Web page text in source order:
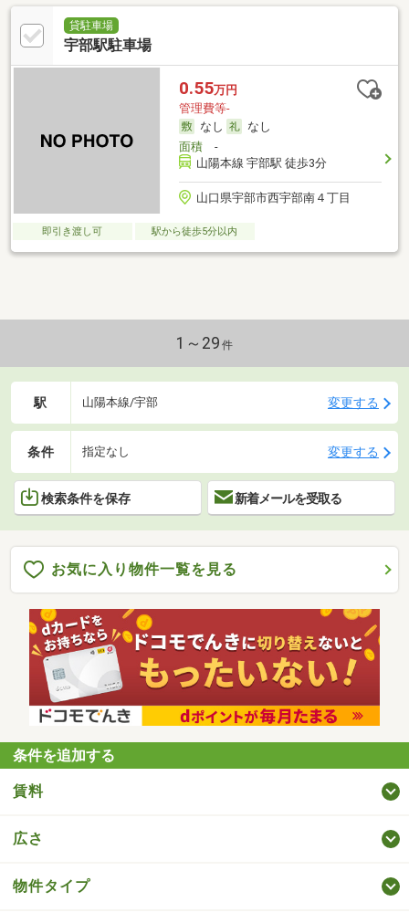
貸駐車場
宇部駅駐車場
0.55万円
管理費等-
なし
なし
面積-
山陽本線 宇部駅 徒歩3分
山口県宇部市西宇部南４丁目
即引き渡し可 駅から徒歩5分以内
1～29 件
駅 山陽本線/宇部 変更する
条件 指定なし 変更する
検索条件を保存 新着メールを受取る
お気に入り物件一覧を見る
条件を追加する
賃料
広さ
物件タイプ